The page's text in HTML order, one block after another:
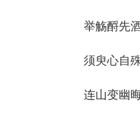
举觞酹先
须臾心自
连山变幽